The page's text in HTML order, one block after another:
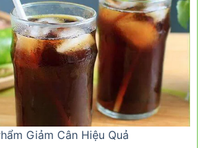
Giảm Cân Hiệu Quả